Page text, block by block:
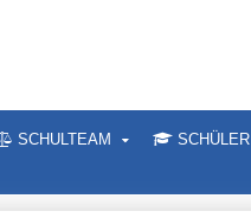
SCHULTEAM SCHÜLER